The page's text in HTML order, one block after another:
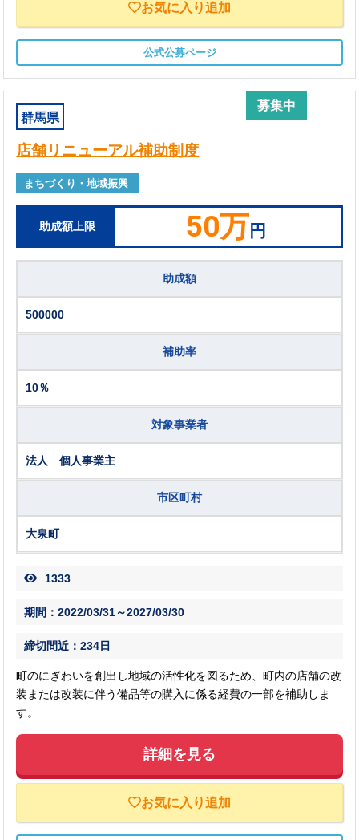
お気に入り追加
公式公募ページ
募集中
群馬県
店舗リニューアル補助制度
まちづくり・地域振興
助成額上限 50万円
助成額
500000
補助率
10％
対象事業者
法人 個人事業主
市区町村
大泉町
1333
期間：2022/03/31～2027/03/30
締切間近：234日
町のにぎわいを創出し地域の活性化を図るため、町内の店舗の改
装または改装に伴う備品等の購入に係る経費の一部を補助しま
す。
詳細を見る
お気に入り追加